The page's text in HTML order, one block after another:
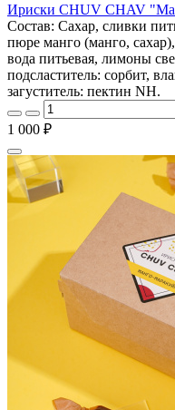
Ириски CHUV CHAV
Состав: Сахар, сливки
пюре манго (манго,
вода питьевая, лимоны
подсластитель: сорбит,
загуститель: пектин NH.
1 000 ₽